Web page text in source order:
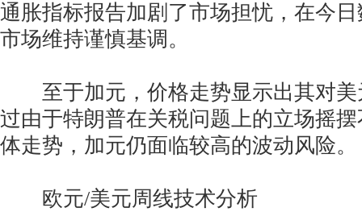
通胀指标报告加剧了市场担忧，在今
市场维持谨慎基调。
至于加元，价格走势显示出其对美
过由于特朗普在关税问题上的立场摇
体走势，加元仍面临较高的波动风险。
欧元/美元周线技术分析